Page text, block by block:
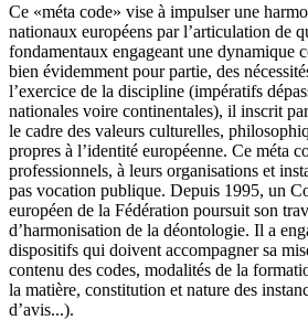
Ce «méta code» vise à impulser une
nationaux européens par l’articulation de
fondamentaux engageant une dynamique
bien évidemment pour partie, des
l’exercice de la discipline (impératifs
nationales voire continentales), il inscrit
le cadre des valeurs culturelles,
propres à l’identité européenne. Ce méta
professionnels, à leurs organisations et
pas vocation publique. Depuis 1995, un
européen de la Fédération poursuit son
d’harmonisation de la déontologie. Il a
dispositifs qui doivent accompagner sa
contenu des codes, modalités de la
la matière, constitution et nature des
d’avis...).